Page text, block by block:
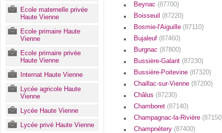
Ecole maternelle privée
Haute Vienne
Ecole primaire Haute
Vienne
Ecole primaire privée
Haute Vienne
Internat Haute Vienne
Lycée agricole Haute
Vienne
Lycée Haute Vienne
Lycée privé Haute Vienne
Beynac (87700)
Boisseuil (87220)
Bosmie-l'Aiguille (87110)
Bujaleuf (87460)
Burgnac (87800)
Bussière-Galant (87230)
Bussière-Poitevine (87320)
Chaillac-sur-Vienne (87200)
Châlus (87230)
Chamboret (87140)
Champagnac-la-Rivière
Champnétery (87400)